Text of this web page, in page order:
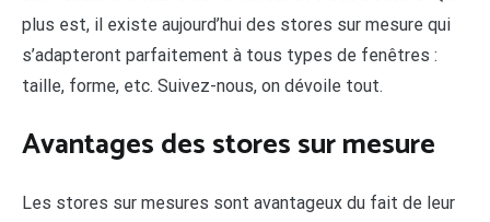
plus est, il existe aujourd’hui des stores sur mesure qui
s’adapteront parfaitement à tous types de fenêtres :
taille, forme, etc. Suivez-nous, on dévoile tout.
Avantages des stores sur mesure
Les stores sur mesures sont avantageux du fait de leur